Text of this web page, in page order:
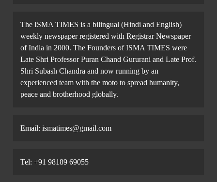
The ISMA TIMES is a bilingual (Hindi and English)
weekly newspaper registered with Registrar Newspaper
of India in 2000. The Founders of ISMA TIMES were
Late Shri Professor Puran Chand Gururani and Late Prof.
Shri Subash Chandra and now running by an
experienced team with the moto to spread humanity,
peace and brotherhood globally.
Email: ismatimes@gmail.com
Tel: +91 98189 69055